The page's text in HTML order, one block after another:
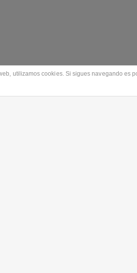
utilizamos cookies. Si sigues navegando